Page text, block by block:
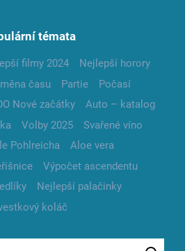
témata
filmy 2024
Nejlepší horory
času Partie
Počasí
Nové začátky
Auto – katalog
Volby 2025
Svařené víno
Pohlreicha
Aloe vera
Výpočet ascendentu
Nejlepší palačinky
koláč